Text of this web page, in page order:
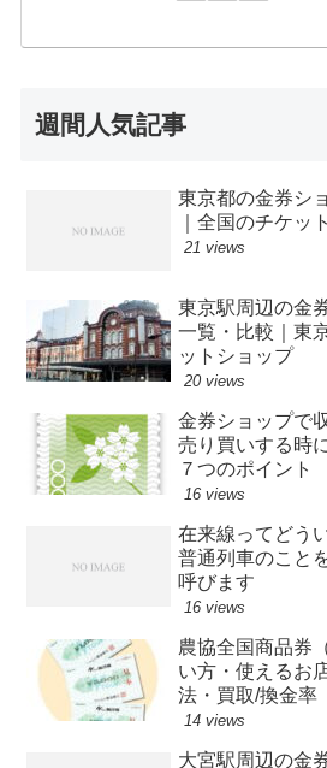
週間人気記事
東京都の金券シ
｜全国のチケッ
21 views
東京駅周辺の金
一覧・比較｜東
ットショップ
20 views
金券ショップで
売り買いする時
７つのポイント
16 views
在来線ってどう
普通列車のこと
呼びます
16 views
農協全国商品券
い方・使えるお
法・買取/換金率
14 views
大宮駅周辺の金